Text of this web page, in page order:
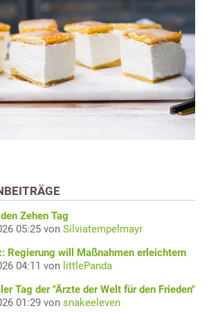
Zehen Tag
05:25 von Silviatempelmayr
Regierung will Maßnahmen erleichtern
04:11 von littlePanda
Tag der "Ärzte der Welt für den Frieden"
01:29 von snakeeleven